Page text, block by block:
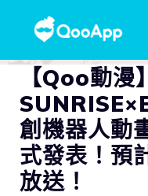
【Qoo動漫】
創機器人動
式發表！預
放送！